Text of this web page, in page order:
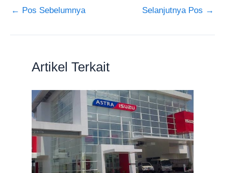
← Pos Sebelumnya Selanjutnya Pos →
Artikel Terkait